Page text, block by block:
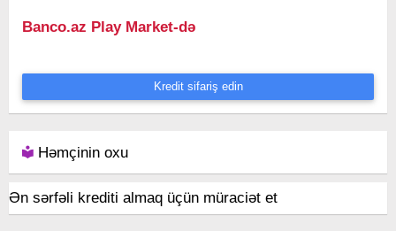
Banco.az Play Market-də
Kredit sifariş edin
Həmçinin oxu
Ən sərfəli krediti almaq üçün müraciət et